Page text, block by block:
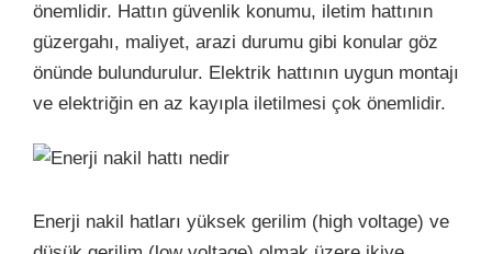
önemlidir. Hattın güvenlik konumu, iletim hattının
güzergahı, maliyet, arazi durumu gibi konular göz
önünde bulundurulur. Elektrik hattının uygun montajı
ve elektriğin en az kayıpla iletilmesi çok önemlidir.
Enerji nakil hatları yüksek gerilim (high voltage) ve